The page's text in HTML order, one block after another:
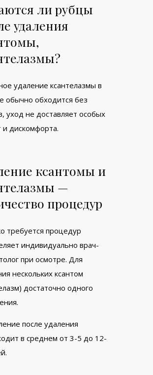
ли рубцы
удаления
удаление ксантелазмы в
обычно обходится без
уход не доставляет особых
и дискомфорта.
ксантомы и
—
процедур
требуется процедур
индивидуально врач-
при осмотре. Для
нескольких ксантом
достаточно одного
после удаления
в среднем от 3-5 до 12-